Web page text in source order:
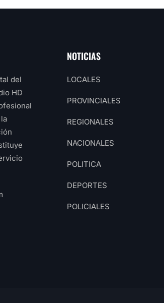
del
HD
NOTICIAS
LOCALES
PROVINCIALES
REGIONALES
NACIONALES
POLITICA
DEPORTES
POLICIALES